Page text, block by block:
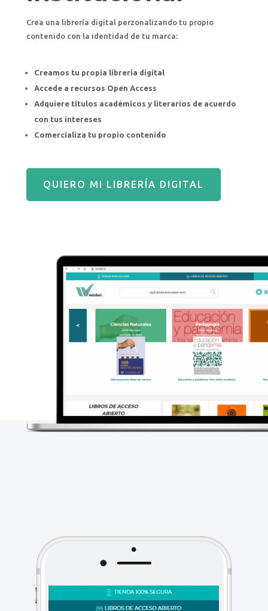
Crea una librería digital perzonalizando tu propio
contenido con la identidad de tu marca:
Creamos tu propia librería digital
Accede a recursos Open Access
Adquiere títulos académicos y literarios de acuerdo
con tus intereses
Comercializa tu propio contenido
QUIERO MI LIBRERÍA DIGITAL